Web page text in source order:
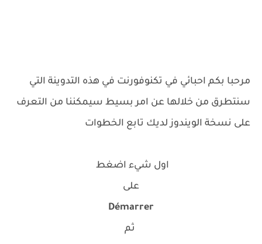
مرحبا بكم احبائي في تكنوفورنت في هذه التدوينة التي
سنتطرق من خلالها عن امر بسيط سيمكننا من التعرف
على نسخة الويندوز لديك تابع الخطوات
اول شيء اضغط
على
Démarrer
ثم